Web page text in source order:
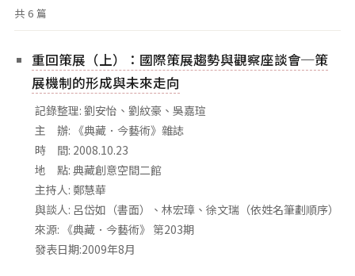
關鍵字
標籤雲
相關網站
關於本站
團隊成員
出版品
共 6 篇
重回策展（上）：國際策展趨勢與觀察座談會─策
展機制的形成與未來走向
記錄整理: 劉安怡、劉紋豪、吳嘉瑄
主 辦: 《典藏．今藝術》雜誌
時 間: 2008.10.23
地 點: 典藏創意空間二館
主持人: 鄭慧華
與談人: 呂岱如（書面）、林宏璋、徐文瑞（依姓名筆劃順序）
來源: 《典藏．今藝術》 第203期
發表日期:2009年8月